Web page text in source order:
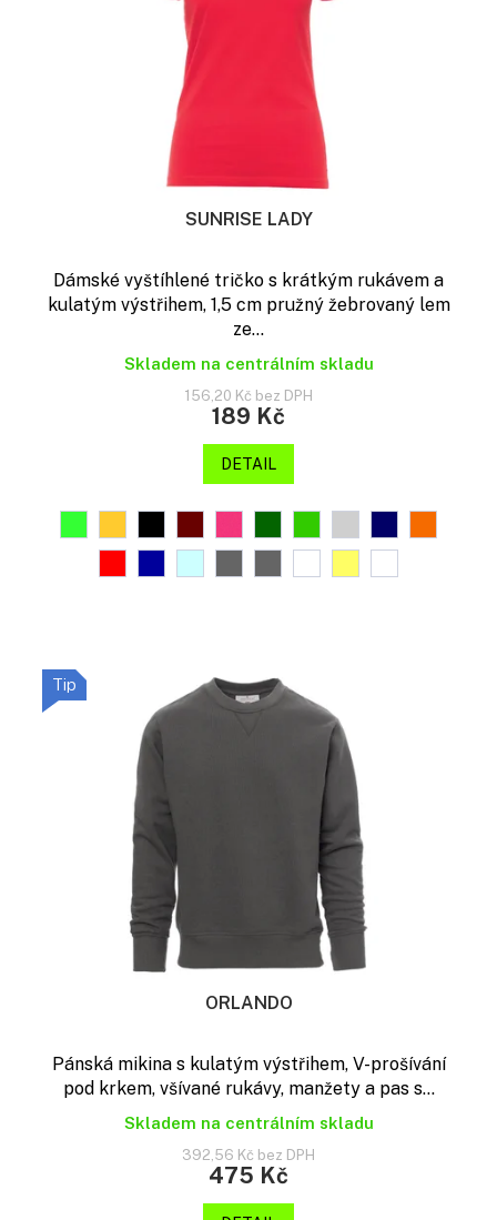
SUNRISE LADY
Dámské vyštíhlené tričko s krátkým rukávem a
kulatým výstřihem, 1,5 cm pružný žebrovaný lem
ze...
Skladem na centrálním skladu
156,20 Kč bez DPH
189 Kč
DETAIL
Tip
ORLANDO
Pánská mikina s kulatým výstřihem, V-prošívání
pod krkem, všívané rukávy, manžety a pas s...
Skladem na centrálním skladu
392,56 Kč bez DPH
475 Kč